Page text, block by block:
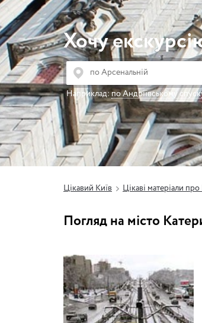
Хочу
Наприклад:по Андріївському
Цікавий Київ Цікаві матеріали про
Погляд на місто